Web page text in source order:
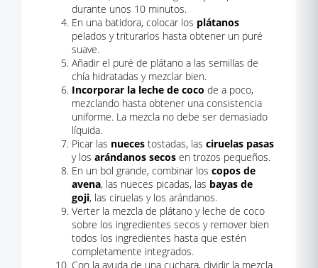
durante unos 10 minutos.
En una batidora, colocar los plátanos
pelados y triturarlos hasta obtener un puré
suave.
Añadir el puré de plátano a las semillas de
chía hidratadas y mezclar bien.
Incorporar la leche de coco de a poco,
mezclando hasta obtener una consistencia
uniforme. La mezcla no debe ser demasiado
líquida.
Picar las nueces tostadas, las ciruelas pasas
y los arándanos secos en trozos pequeños.
En un bol grande, combinar los copos de
avena, las nueces picadas, las bayas de
goji, las ciruelas y los arándanos.
Verter la mezcla de plátano y leche de coco
sobre los ingredientes secos y remover bien
todos los ingredientes hasta que estén
completamente integrados.
Con la ayuda de una cuchara, dividir la mezcla